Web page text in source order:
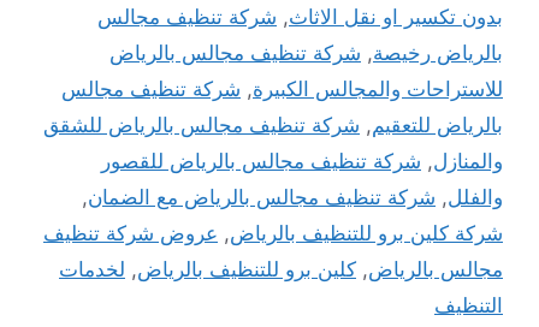
بدون تكسير او نقل الاثاث, شركة تنظيف مجالس
بالرياض رخيصة, شركة تنظيف مجالس بالرياض
للاستراحات والمجالس الكبيرة, شركة تنظيف مجالس
بالرياض للتعقيم, شركة تنظيف مجالس بالرياض للشقق
والمنازل, شركة تنظيف مجالس بالرياض للقصور
والفلل, شركة تنظيف مجالس بالرياض مع الضمان,
شركة كلين برو للتنظيف بالرياض, عروض شركة تنظيف
مجالس بالرياض, كلين برو للتنظيف بالرياض, لخدمات
التنظيف